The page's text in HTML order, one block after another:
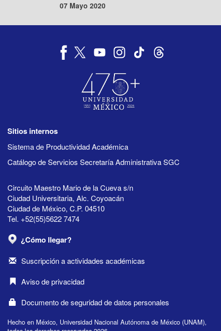
07 Mayo 2020
Sitios internos
Sistema de Productividad Académica
Catálogo de Servicios Secretaría Administrativa SGC
Circuito Maestro Mario de la Cueva s/n
Ciudad Universitaria, Alc. Coyoacán
Ciudad de México, C.P. 04510
Tel. +52(55)5622 7474
¿Cómo llegar?
Suscripción a actividades académicas
Aviso de privacidad
Documento de seguridad de datos personales
Hecho en México, Universidad Nacional Autónoma de México (UNAM),